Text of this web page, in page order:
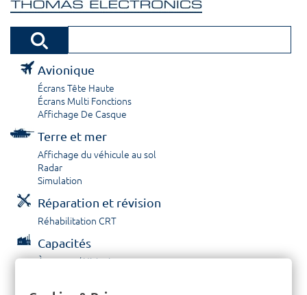
Avionique
Écrans Tête Haute
Écrans Multi Fonctions
Affichage De Casque
Terre et mer
Affichage du véhicule au sol
Radar
Simulation
Réparation et révision
Réhabilitation CRT
Capacités
À propos / Historique